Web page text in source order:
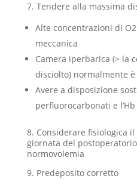
7. Tendere alla massima
Alte concentrazioni di
meccanica
Camera iperbarica (> la
disciolto) normalmente è
Avere a disposizione
perfluorocarbonati e
8. Considerare fisiologica il
giornata del
normovolemia
9. Predeposito corretto